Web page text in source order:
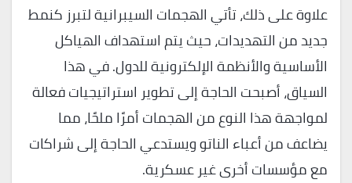
علاوة على ذلك، تأتي الهجمات السيبرانية لتبرز كنمط
جديد من التهديدات، حيث يتم استهداف الهياكل
الأساسية والأنظمة الإلكترونية للدول. في هذا
السياق، أصبحت الحاجة إلى تطوير استراتيجيات فعالة
لمواجهة هذا النوع من الهجمات أمرًا ملحًا، مما
يضاعف من أعباء الناتو ويستدعي الحاجة إلى شراكات
مع مؤسسات أخرى غير عسكرية.